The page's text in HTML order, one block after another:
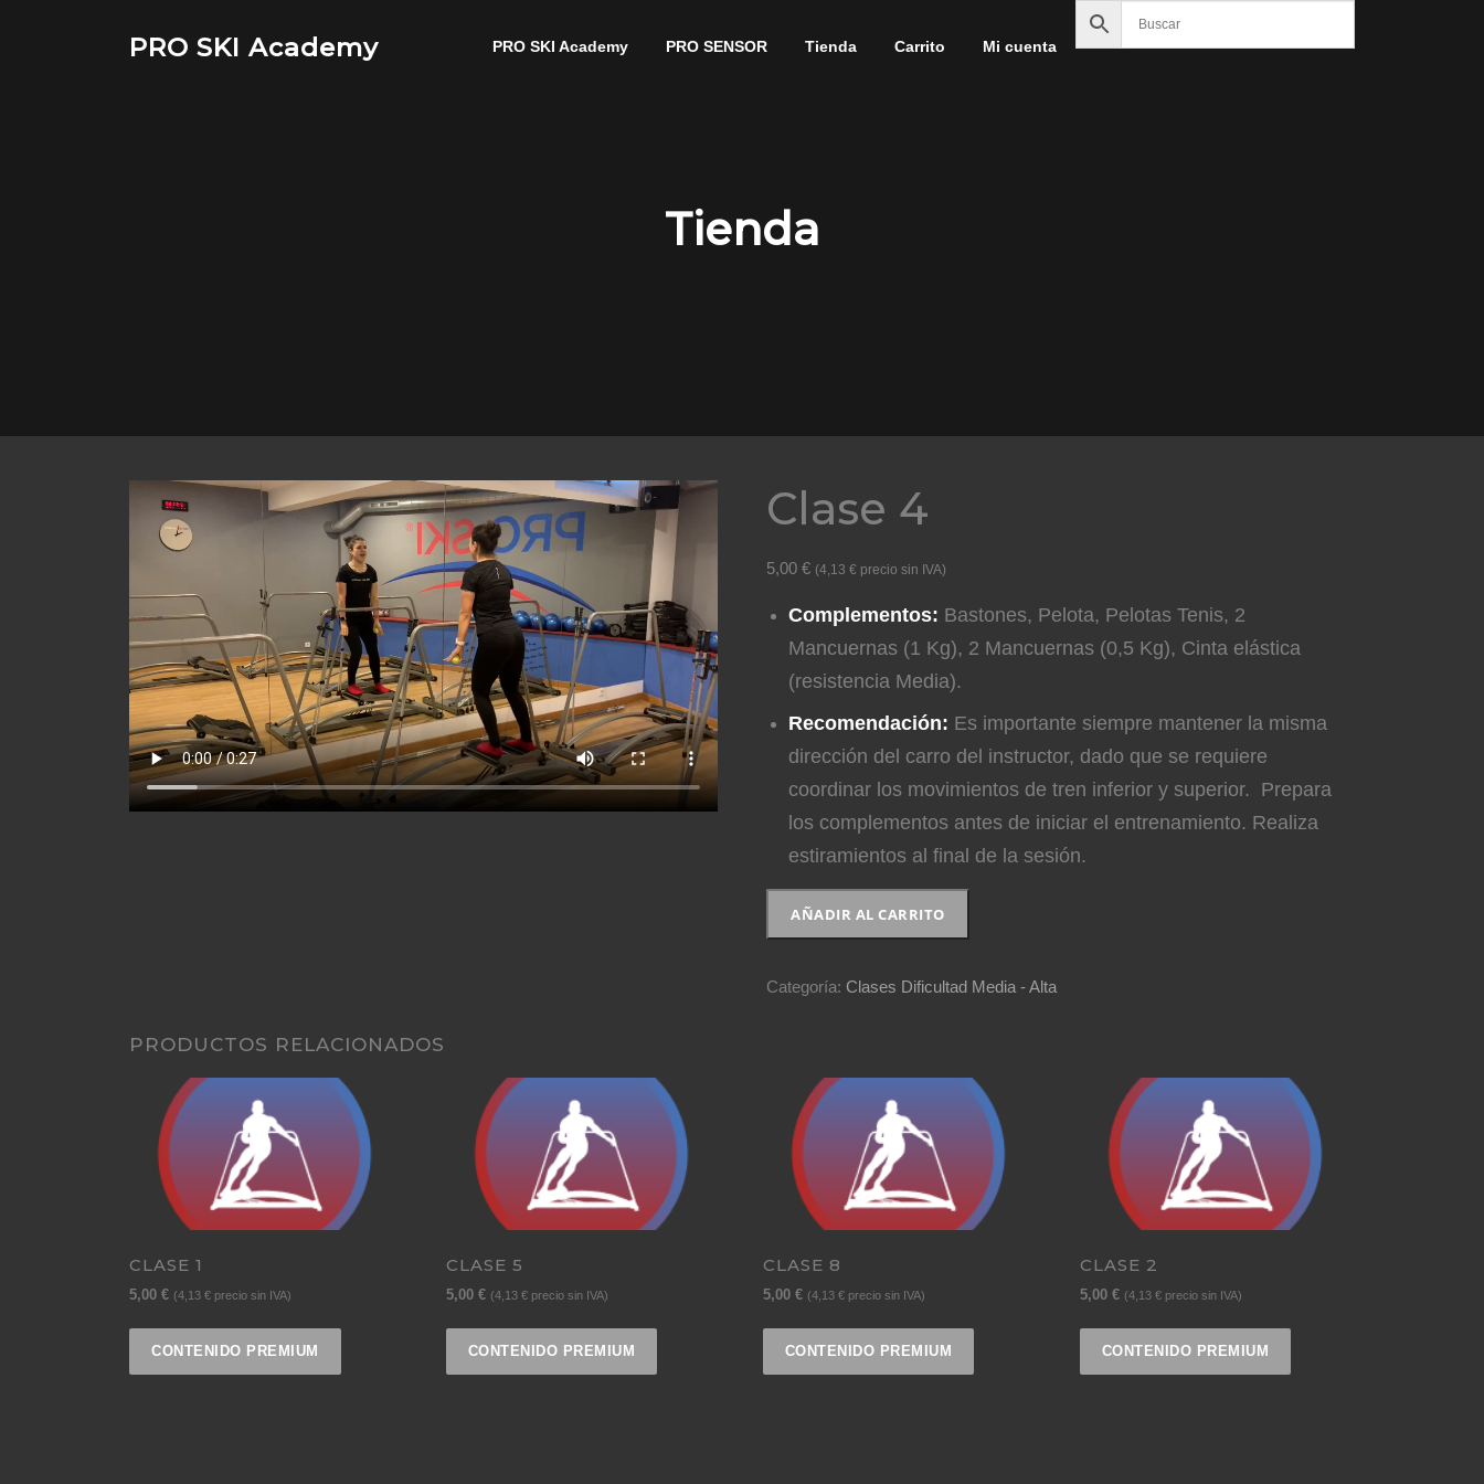
PRO SKI Academy PRO SKI Academy PRO SENSOR Tienda Carrito Mi cuenta
Tienda
Clase 4
5,00€ (4,13€ precio sin IVA)
Complementos: Bastones, Pelota, Pelotas Tenis, 2
Mancuernas (1 Kg), 2 Mancuernas (0,5 Kg), Cinta elástica
(resistencia Media).
Recomendación: Es importante siempre mantener la misma
dirección del carro del instructor, dado que se requiere
coordinar los movimientos de tren inferior y superior. Prepara
los complementos antes de iniciar el entrenamiento. Realiza
estiramientos al final de la sesión.
AÑADIR AL CARRITO
Categoría: Clases Dificultad Media - Alta
PRODUCTOS RELACIONADOS
CLASE 1
5,00 € (4,13 € precio sin IVA)
CONTENIDO PREMIUM
CLASE 5
5,00 € (4,13 €precio sin IVA)
CONTENIDO PREMIUM
CLASE 8
5,00 € (4,13 €precio sin IVA)
CONTENIDO PREMIUM
CLASE 2
5,00 € (4,13 €precio sin IVA)
CONTENIDO PREMIUM